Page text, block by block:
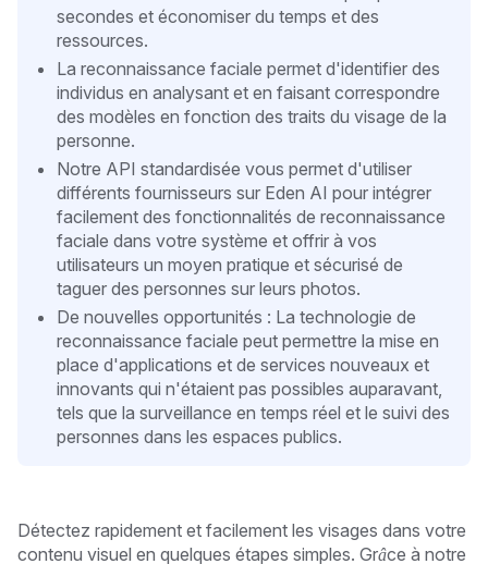
secondes et économiser du temps et des
ressources.
La reconnaissance faciale permet d'identifier des
individus en analysant et en faisant correspondre
des modèles en fonction des traits du visage de la
personne.
Notre API standardisée vous permet d'utiliser
différents fournisseurs sur Eden AI pour intégrer
facilement des fonctionnalités de reconnaissance
faciale dans votre système et offrir à vos
utilisateurs un moyen pratique et sécurisé de
taguer des personnes sur leurs photos.
De nouvelles opportunités : La technologie de
reconnaissance faciale peut permettre la mise en
place d'applications et de services nouveaux et
innovants qui n'étaient pas possibles auparavant,
tels que la surveillance en temps réel et le suivi des
personnes dans les espaces publics.
Détectez rapidement et facilement les visages dans votre
contenu visuel en quelques étapes simples. Grâce à notre